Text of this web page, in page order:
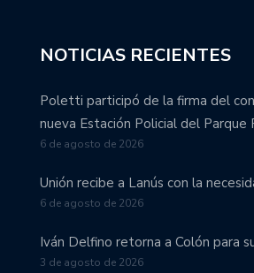
NOTICIAS RECIENTES
Poletti participó de la firma del
nueva Estación Policial del Parque
6 de agosto de 2026
Unión recibe a Lanús con la
6 de agosto de 2026
Iván Delfino retorna a Colón para
3 de agosto de 2026